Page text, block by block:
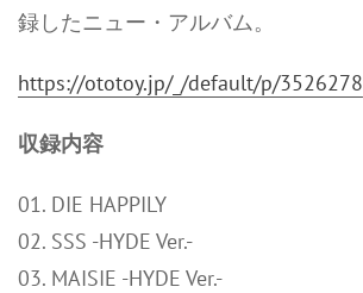
録したニュー・アルバム。
https://ototoy.jp/_/default/p/3526278
収録内容
01. DIE HAPPILY
02. SSS -HYDE Ver.-
03. MAISIE -HYDE Ver.-